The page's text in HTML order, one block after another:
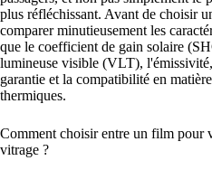
plus réfléchissant. Avant de choisir
comparer minutieusement les
que le coefficient de gain solaire
lumineuse visible (VLT),
garantie et la compatibilité en
thermiques.
Comment choisir entre un film pour
vitrage ?